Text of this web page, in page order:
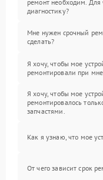
ремонт необходим. Для
диагностику?
Мне нужен срочный
сделать?
Я хочу, чтобы мое
ремонтировали при мне.
Я хочу, чтобы мое
ремонтировалось
запчастями.
Как я узнаю, что мое
От чего зависит срок